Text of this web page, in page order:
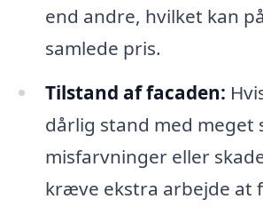
end andre, hvilket kan
samlede pris.
Tilstand af facaden:
dårlig stand med meget
misfarvninger eller
kræve ekstra arbejde at